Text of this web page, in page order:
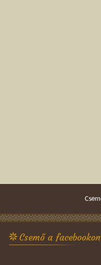
Csemő a facebookon